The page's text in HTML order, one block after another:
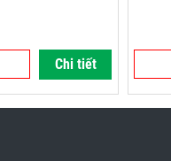
Chi tiết